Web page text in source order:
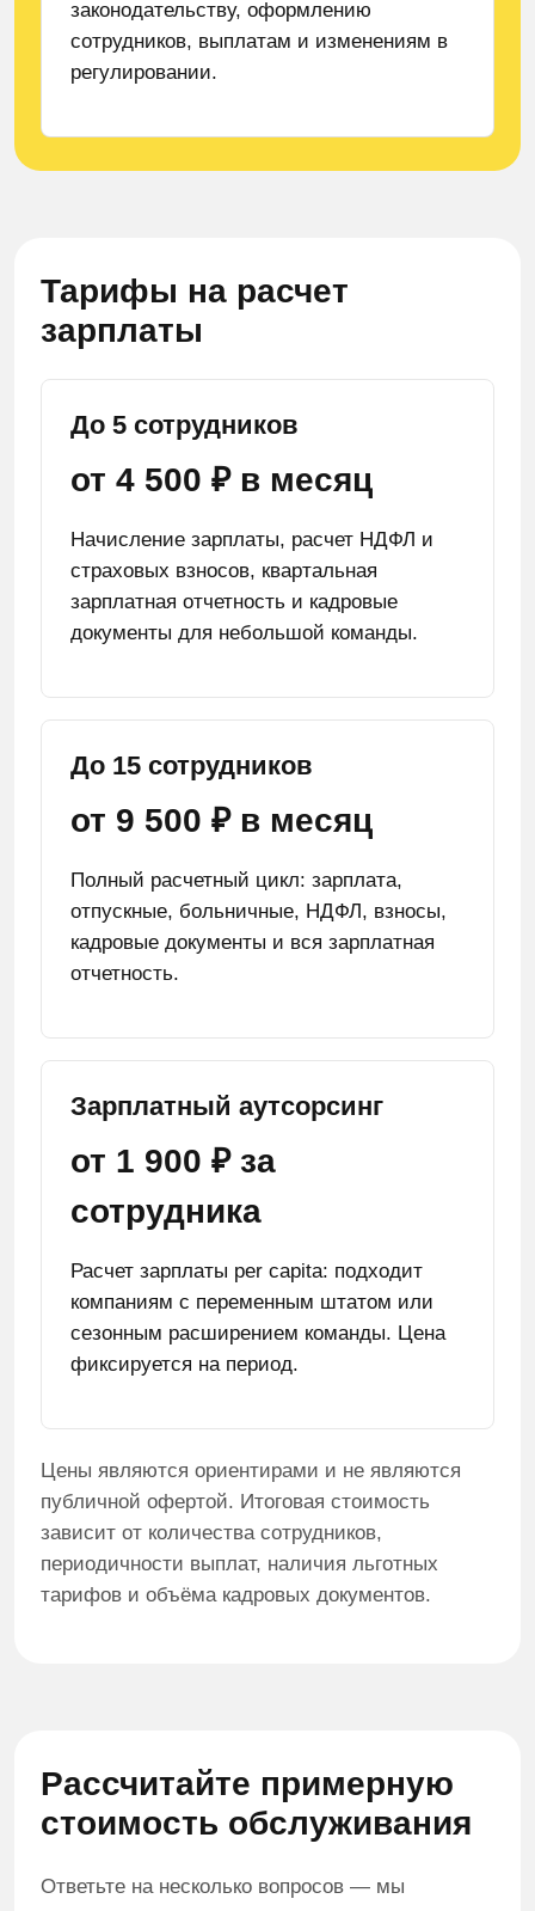
законодательству, оформлению
сотрудников, выплатам и изменениям в
регулировании.
Тарифы на расчет
зарплаты
До 5 сотрудников
от 4 500 ₽ в месяц
Начисление зарплаты, расчет НДФЛ и
страховых взносов, квартальная
зарплатная отчетность и кадровые
документы для небольшой команды.
До 15 сотрудников
от 9 500 ₽ в месяц
Полный расчетный цикл: зарплата,
отпускные, больничные, НДФЛ, взносы,
кадровые документы и вся зарплатная
отчетность.
Зарплатный аутсорсинг
от 1 900 ₽ за
сотрудника
Расчет зарплаты per capita: подходит
компаниям с переменным штатом или
сезонным расширением команды. Цена
фиксируется на период.
Цены являются ориентирами и не являются
публичной офертой. Итоговая стоимость
зависит от количества сотрудников,
периодичности выплат, наличия льготных
тарифов и объёма кадровых документов.
Рассчитайте примерную
стоимость обслуживания
Ответьте на несколько вопросов — мы